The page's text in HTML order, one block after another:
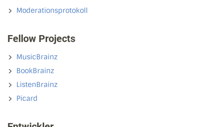
Moderationsprotokoll
Fellow Projects
MusicBrainz
BookBrainz
ListenBrainz
Picard